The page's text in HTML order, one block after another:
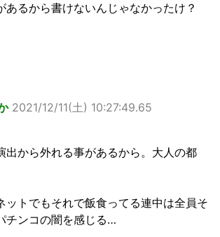
あるから書けないんじゃなかったけ？
2021/12/11(土) 10:27:49.65
出から外れる事があるから。大人の都
ットでもそれで飯食ってる連中は全員そ
チンコの闇を感じる…